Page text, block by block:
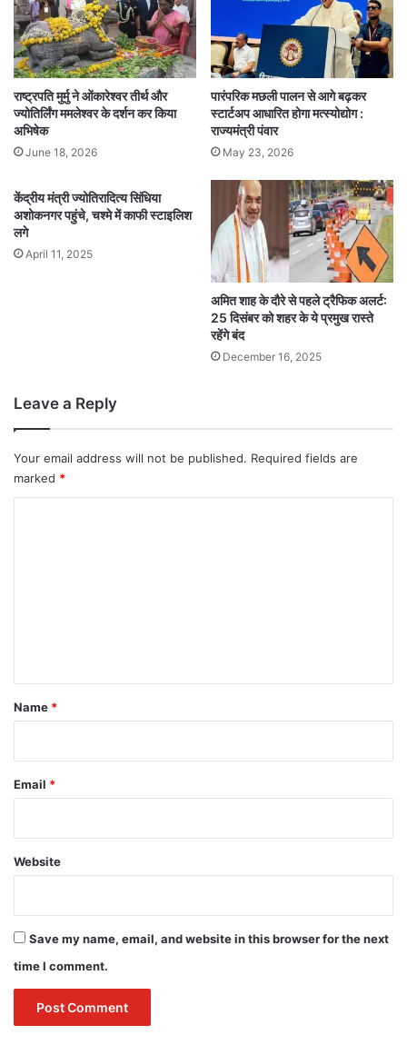
राष्ट्रपति मुर्मु ने ओंकारेश्वर तीर्थ और
ज्योतिर्लिंग ममलेश्वर के दर्शन कर किया
अभिषेक
June 18, 2026
पारंपरिक मछली पालन से आगे बढ़कर
स्टार्टअप आधारित होगा मत्स्योद्योग :
राज्यमंत्री पंवार
May 23, 2026
केंद्रीय मंत्री ज्योतिरादित्य सिंधिया
अशोकनगर पहुंचे, चश्मे में काफी स्टाइलिश
लगे
April 11, 2025
अमित शाह के दौरे से पहले ट्रैफिक अलर्ट:
25 दिसंबर को शहर के ये प्रमुख रास्ते
रहेंगे बंद
December 16, 2025
Leave a Reply
Your email address will not be published. Required fields are
marked *
*
Name *
Email *
Website
Save my name, email, and website in this browser for the next
time I comment.